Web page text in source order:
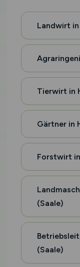
Landwirt in
Tierwirt in
Gärtner in
Forstwirt
(Saale)
(Saale)